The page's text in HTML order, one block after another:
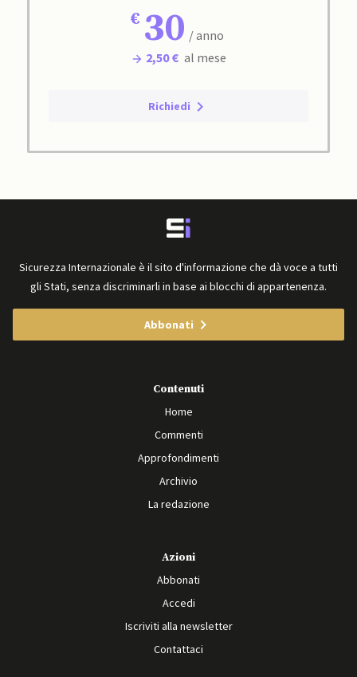
30 / anno
2,50 € al mese
Richiedi
Sicurezza Internazionale è il sito d'informazione che dà voce a tutti
gli Stati, senza discriminarli in base ai blocchi di appartenenza.
Abbonati
Contenuti
Home
Commenti
Approfondimenti
Archivio
La redazione
Azioni
Abbonati
Accedi
Iscriviti alla newsletter
Contattaci